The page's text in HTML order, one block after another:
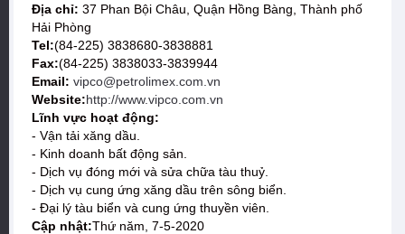
Địa chỉ: 37 Phan Bội Châu, Quận Hồng Bàng, Thành phố
Hải Phòng
Tel:(84-225) 3838680-3838881
Fax:(84-225) 3838033-3839944
Email: vipco@petrolimex.com.vn
Website:http://www.vipco.com.vn
Lĩnh vực hoạt động:
- Vận tải xăng dầu.
- Kinh doanh bất động sản.
- Dịch vụ đóng mới và sửa chữa tàu thuỷ.
- Dịch vụ cung ứng xăng dầu trên sông biển.
- Đại lý tàu biển và cung ứng thuyền viên.
Cập nhật:Thứ năm, 7-5-2020